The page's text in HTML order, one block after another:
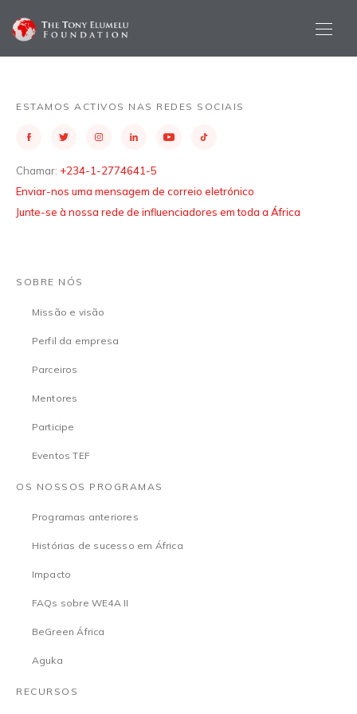
ESTAMOS ACTIVOS NAS REDES SOCIAIS
Chamar: +234-1-2774641-5
Enviar-nos uma mensagem de correio eletrónico
Junte-se à nossa rede de influenciadores em toda a África
SOBRE NÓS
Missão e visão
Perfil da empresa
Parceiros
Mentores
Participe
Eventos TEF
OS NOSSOS PROGRAMAS
Programas anteriores
Histórias de sucesso em África
Impacto
FAQs sobre WE4A II
BeGreen África
Aguka
RECURSOS